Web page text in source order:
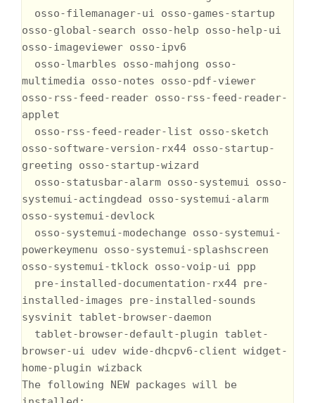
osso-global-search osso-help osso-help-ui
osso-imageviewer osso-ipv6
multimedia osso-notes osso-pdf-viewer
osso-rss-feed-reader osso-rss-feed-reader-
applet
osso-software-version-rx44 osso-startup-
greeting osso-startup-wizard
systemui-actingdead osso-systemui-alarm
osso-systemui-devlock
powerkeymenu osso-systemui-splashscreen
osso-systemui-tklock osso-voip-ui ppp
installed-images pre-installed-sounds
sysvinit tablet-browser-daemon
browser-ui udev wide-dhcpv6-client widget-
home-plugin wizback
The following NEW packages will be